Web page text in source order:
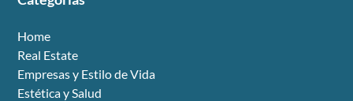
Home
Real Estate
Empresas y Estilo de Vida
Estética y Salud